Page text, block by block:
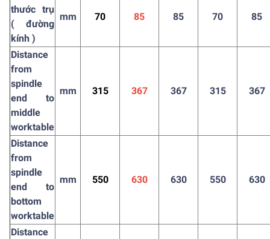
thước trụ
( đường
kính )
mm 70 85 85 70 85
Distance
from
spindle
end to
middle
worktable
mm 315 367 367 315 367
Distance
from
spindle
end to
bottom
worktable
mm 550 630 630 550 630
Distance